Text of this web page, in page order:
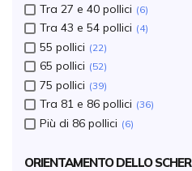
Tra 27 e 40 pollici 6
Tra 43 e 54 pollici 4
55 pollici 22
65 pollici 52
75 pollici 39
Tra 81 e 86 pollici 36
Più di 86 pollici 6
ORIENTAMENTO DELLO SCHER